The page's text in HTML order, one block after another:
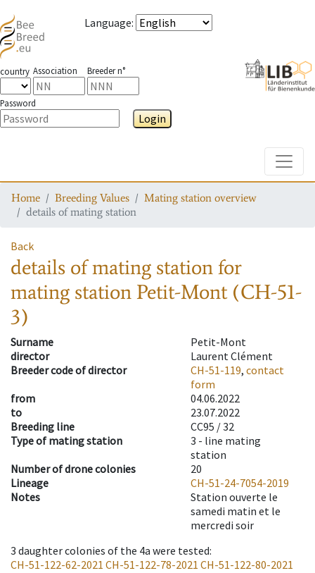
Language:
country Association Breeder n°
Password
Login
Home Breeding Values
Mating station overview
details of mating station
Back
details of mating stationfor
mating station Petit-Mont (CH-51-
3)
Surname
Petit-Mont
director
Laurent Clément
Breeder code of director
CH-51-119, contact
form
from
04.06.2022
to
23.07.2022
Breeding line
CC95 / 32
Type of mating station
3 - line mating
station
Number of drone colonies
20
Lineage
CH-51-24-7054-2019
Notes
Station ouverte le
samedi matin et le
mercredi soir
3 daughter colonies of the 4a were tested:
CH-51-122-62-2021 CH-51-122-78-2021 CH-51-122-80-2021